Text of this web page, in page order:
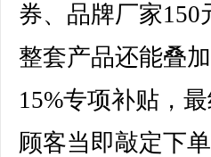
券、品牌厂家
整套产品还能叠
15%专项补贴，
顾客当即敲定下